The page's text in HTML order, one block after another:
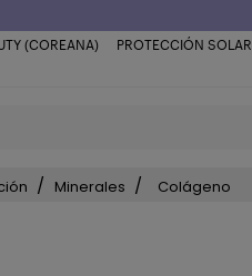
(COREANA) PROTECCIÓN SOLAR
Minerales Colágeno